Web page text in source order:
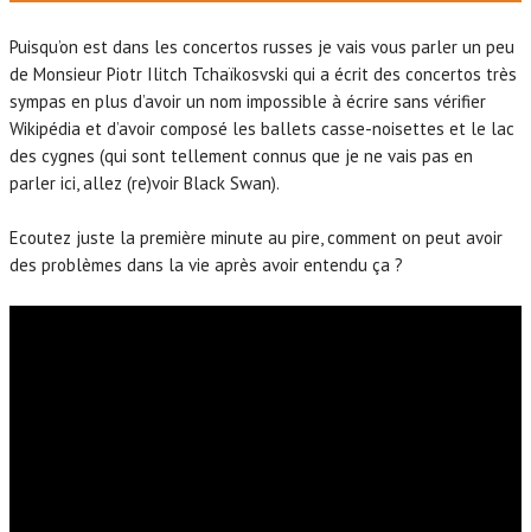
Puisqu’on est dans les concertos russes je vais vous parler un peu
de Monsieur Piotr Ilitch Tchaïkosvski qui a écrit des concertos très
sympas en plus d’avoir un nom impossible à écrire sans vérifier
Wikipédia et d’avoir composé les ballets casse-noisettes et le lac
des cygnes (qui sont tellement connus que je ne vais pas en
parler ici, allez (re)voir Black Swan).
Ecoutez juste la première minute au pire, comment on peut avoir
des problèmes dans la vie après avoir entendu ça ?